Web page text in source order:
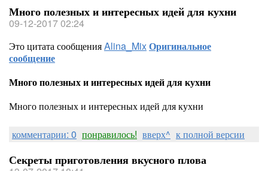
Много полезных и интересных идей для кухни
09-12-2017 02:24
Это цитата сообщенияAlina_MixОригинальное
сообщение
Много полезных и интересных идей для кухни
Много полезных и интересных идей для кухни
комментарии: 0 понравилось! вверх^ к полной версии
Секреты приготовления вкусного плова